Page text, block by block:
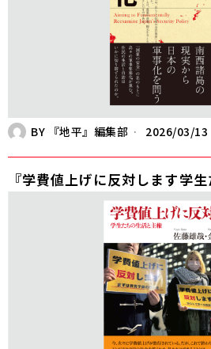
BY 『地平』編集部 2026/03/13
『学費値上げに反対します――学